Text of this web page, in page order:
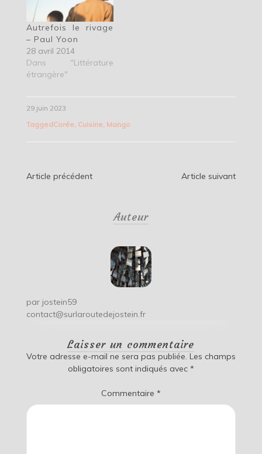
Autrefois le rivage
– Paul Yoon
28 avril 2014
Dans "Littérature
étrangère"
29 juin 2023
TaggedCorée, Cuisine, Mango
Navigation
Article précédent Article suivant
Auteur
par jostein59
contact@surlaroutedejostein.fr
Laisser un commentaire
Votre adresse e-mail ne sera pas publiée. Les champs
obligatoires sont indiqués avec *
Commentaire *